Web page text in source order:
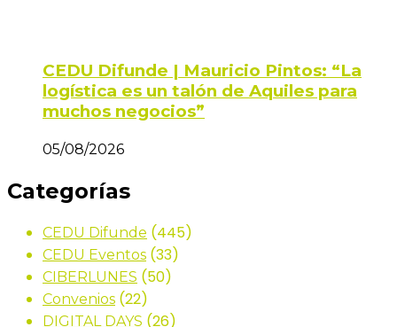
CEDU Difunde | Mauricio Pintos: “La
logística es un talón de Aquiles para
muchos negocios”
05/08/2026
Categorías
CEDU Difunde (445)
CEDU Eventos (33)
CIBERLUNES (50)
Convenios (22)
DIGITAL DAYS (26)